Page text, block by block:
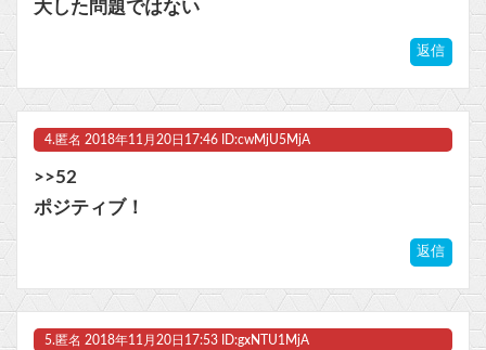
大した問題ではない
返信
4. 匿名 2018年11月20日17:46 ID:cwMjU5MjA
>>52
ポジティブ！
返信
5. 匿名 2018年11月20日17:53 ID:gxNTU1MjA